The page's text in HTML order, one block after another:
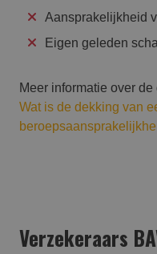
Aansprakelijkheid
Eigen geleden
Meer informatie over
Wat is de dekking van
Verzekeraars